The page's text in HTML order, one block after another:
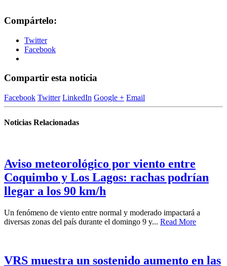
Compártelo:
Twitter
Facebook
Compartir esta noticia
Facebook Twitter LinkedIn Google + Email
Noticias Relacionadas
Aviso meteorológico por viento entre
Coquimbo y Los Lagos: rachas podrían
llegar a los 90 km/h
Un fenómeno de viento entre normal y moderado impactará a
diversas zonas del país durante el domingo 9 y... Read More
VRS muestra un sostenido aumento en las